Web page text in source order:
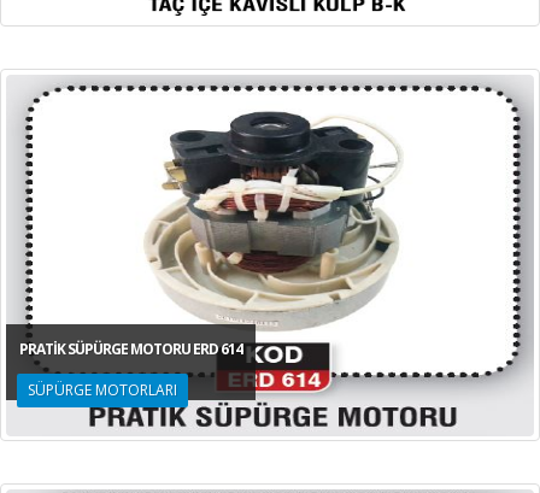
PRATİK SÜPÜRGE MOTORU ERD 614
SÜPÜRGE MOTORLARI